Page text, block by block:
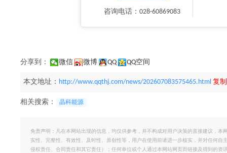
咨询电话：028-60869083
分享到： 微信 微博 QQ QQ空间
本文地址： http://www.qqthj.com/news/202607083575465.html 复
相关搜索： 晶科能源
免责声明：凡在本网站出现的信息，均仅供参考，并不构成对用户决策的直接建议，
实性、完整性、有效性、及时性、原创性等，用户在使用前请进一步核实，并对任何
侵权责任、合同责任和其它责任）；任何单位或个人通过本网站网页而链接及得到的